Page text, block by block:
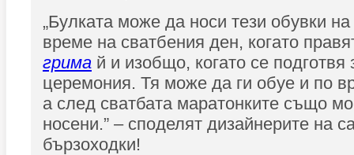
„Булката може да носи тези обувки на
време на сватбения ден, когато
грима й и изобщо, когато се подготвя
церемония. Тя може да ги обуе и по
а след сватбата маратонките също
носени.” – споделят дизайнерите на
бързоходки!